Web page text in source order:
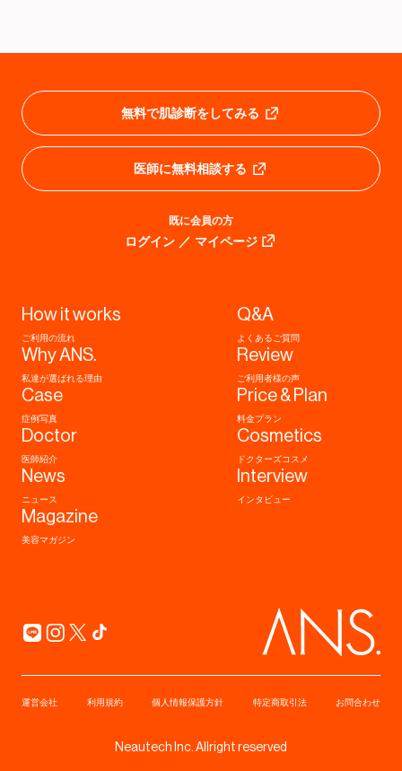
無料で肌診断をしてみる
医師に無料相談する
既に会員の方
ログイン ／ マイページ
How it works
ご利用の流れ
Q&A
よくあるご質問
Why ANS.
私達が選ばれる理由
Review
ご利用者様の声
Case
症例写真
Price & Plan
料金プラン
Doctor
医師紹介
Cosmetics
ドクターズコスメ
News
ニュース
Interview
インタビュー
Magazine
美容マガジン
運営会社 利用規約 個人情報保護方針 特定商取引法 お問合わせ
Neautech Inc. Allright reserved